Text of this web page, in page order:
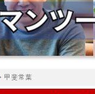
甲斐常葉